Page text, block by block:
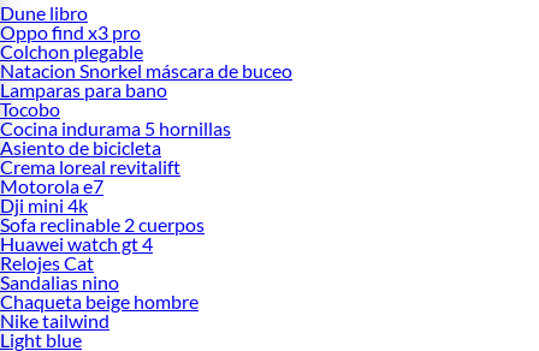
Dune libro
Oppo find x3 pro
Colchon plegable
Natacion Snorkel máscara de buceo
Lamparas para bano
Tocobo
Cocina indurama 5 hornillas
Asiento de bicicleta
Crema loreal revitalift
Motorola e7
Dji mini 4k
Sofa reclinable 2 cuerpos
Huawei watch gt 4
Relojes Cat
Sandalias nino
Chaqueta beige hombre
Nike tailwind
Light blue